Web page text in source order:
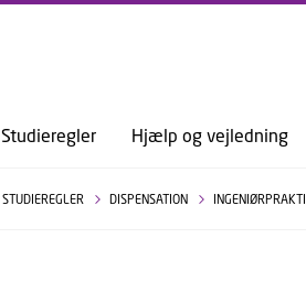
GÅ TIL PRIMÆRT
Studieregler Hjælp og vejledning
STUDIEREGLER DISPENSATION